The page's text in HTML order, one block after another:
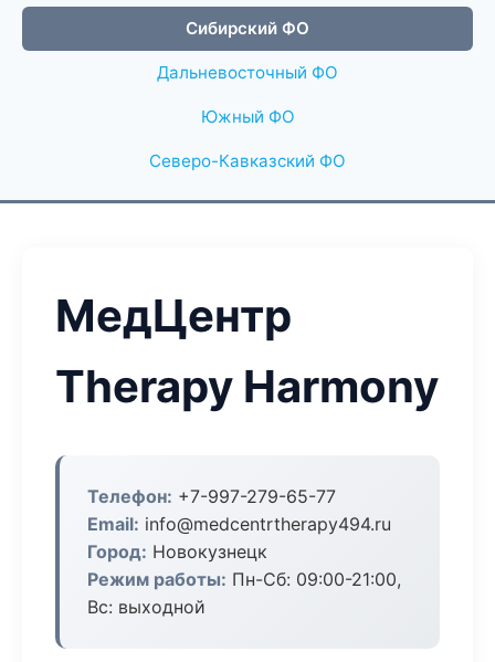
Сибирский ФО
Дальневосточный ФО
Южный ФО
Северо-Кавказский ФО
МедЦентр
Therapy Harmony
Телефон: +7-997-279-65-77
Email: info@medcentrtherapy494.ru
Город: Новокузнецк
Режим работы: Пн-Сб: 09:00-21:00,
Вс: выходной